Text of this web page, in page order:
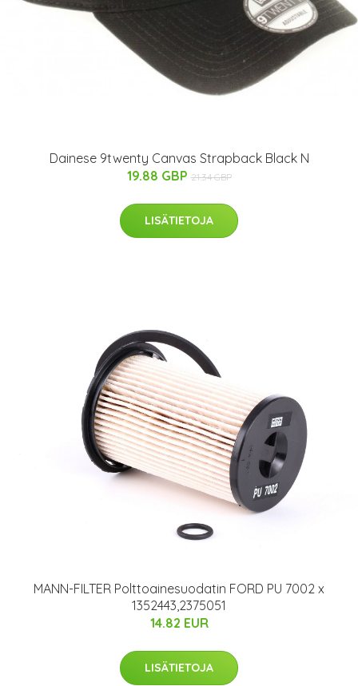
Dainese 9twenty Canvas Strapback Black N
19.88 GBP 21.34 GBP
LISÄTIETOJA
MANN-FILTER Polttoainesuodatin FORD PU 7002 x
1352443,2375051
14.82 EUR
LISÄTIETOJA